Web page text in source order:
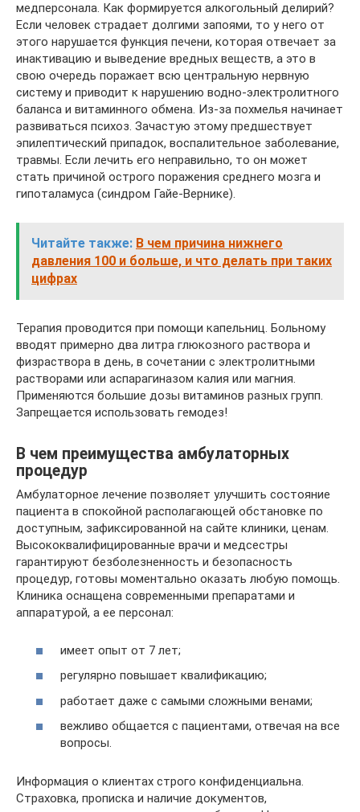
медперсонала. Как формируется алкогольный делирий?
Если человек страдает долгими запоями, то у него от
этого нарушается функция печени, которая отвечает за
инактивацию и выведение вредных веществ, а это в
свою очередь поражает всю центральную нервную
систему и приводит к нарушению водно-электролитного
баланса и витаминного обмена. Из-за похмелья начинает
развиваться психоз. Зачастую этому предшествует
эпилептический припадок, воспалительное заболевание,
травмы. Если лечить его неправильно, то он может
стать причиной острого поражения среднего мозга и
гипоталамуса (синдром Гайе-Вернике).
Читайте также: В чем причина нижнего
давления 100 и больше, и что делать при таких
цифрах
Терапия проводится при помощи капельниц. Больному
вводят примерно два литра глюкозного раствора и
физраствора в день, в сочетании с электролитными
растворами или аспарагиназом калия или магния.
Применяются большие дозы витаминов разных групп.
Запрещается использовать гемодез!
В чем преимущества амбулаторных
процедур
Амбулаторное лечение позволяет улучшить состояние
пациента в спокойной располагающей обстановке по
доступным, зафиксированной на сайте клиники, ценам.
Высококвалифицированные врачи и медсестры
гарантируют безболезненность и безопасность
процедур, готовы моментально оказать любую помощь.
Клиника оснащена современными препаратами и
аппаратурой, а ее персонал:
имеет опыт от 7 лет;
регулярно повышает квалификацию;
работает даже с самыми сложными венами;
вежливо общается с пациентами, отвечая на все
вопросы.
Информация о клиентах строго конфиденциальна.
Страховка, прописка и наличие документов,